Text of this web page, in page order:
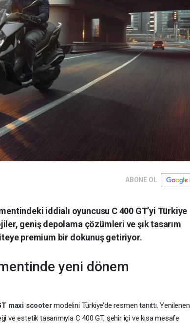
ABONE OL
iddialı oyuncusu C 400 GT’yi Türkiye
geniş depolama çözümleri ve şık tasarım
premium bir dokunuş getiriyor.
yeni dönem
maxi scootermodelini Türkiye’de resmen tanıttı. Yenilenen
ve estetik tasarımıyla C 400 GT, şehir içi ve kısa mesafe